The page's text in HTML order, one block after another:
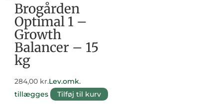
Brogården
Optimal 1 –
Growth
Balancer – 15
kg
284,00 kr.Lev.omk.
tillægges
Tilføj til kurv